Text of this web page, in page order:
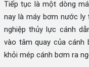
Tiếp tục là một dòng
nay là máy bơm nước ly
nghiệp thủy lực cánh
vào tâm quay của cánh
khỏi mép cánh bơm ra